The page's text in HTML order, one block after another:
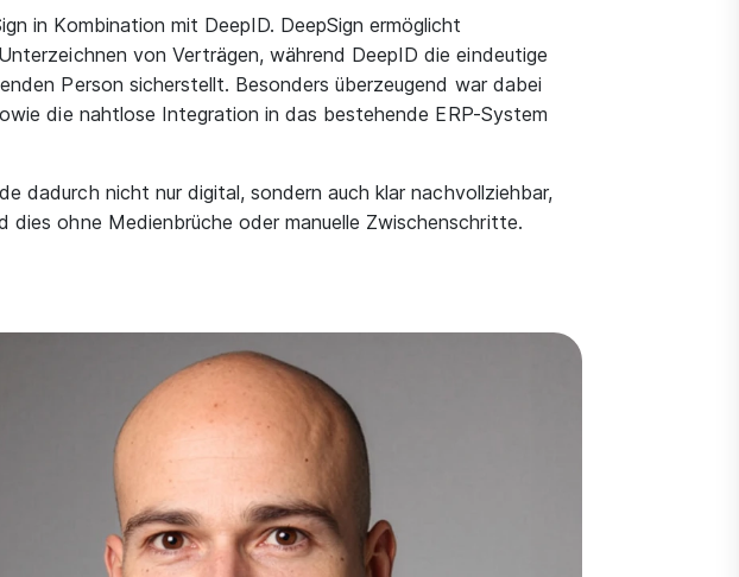
in Kombination mit DeepID. DeepSign ermöglicht
von Verträgen, während DeepID die eindeutige
Person sicherstellt. Besonders überzeugend war dabei
die nahtlose Integration in das bestehende ERP-System
dadurch nicht nur digital, sondern auch klar nachvollziehbar,
dies ohne Medienbrüche oder manuelle Zwischenschritte.